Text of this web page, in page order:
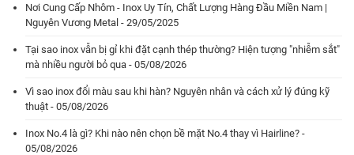
Nơi Cung Cấp Nhôm - Inox Uy Tín, Chất Lượng Hàng Đầu Miền Nam |
Nguyên Vương Metal - 29/05/2025
Tại sao inox vẫn bị gỉ khi đặt cạnh thép thường? Hiện tượng "nhiễm sắt"
mà nhiều người bỏ qua - 05/08/2026
Vì sao inox đổi màu sau khi hàn? Nguyên nhân và cách xử lý đúng kỹ
thuật - 05/08/2026
Inox No.4 là gì? Khi nào nên chọn bề mặt No.4 thay vì Hairline? -
05/08/2026